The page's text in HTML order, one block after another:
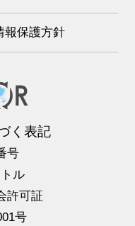
報保護方針
く表記
号
ル
許可証
号